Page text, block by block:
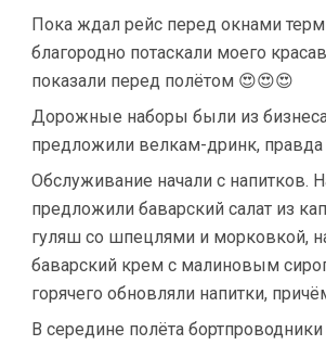
Пока ждал рейс перед окнами
благородно потаскали моего
показали перед полётом 😍😍😍
Дорожные наборы были из
предложили велкам-дринк, правда
Обслуживание начали с напитков.
предложили баварский салат из
гуляш со шпецлями и морковкой,
баварский крем с малиновым
горячего обновляли напитки,
В середине полёта